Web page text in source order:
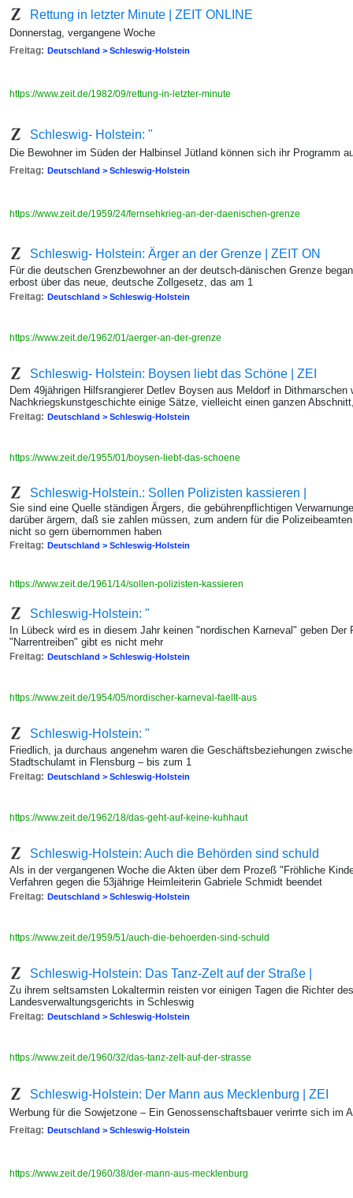
Rettung in letzter Minute | ZEIT ONLINE
Donnerstag, vergangene Woche
Freitag: Deutschland > Schleswig-Holstein
https://www.zeit.de/1982/09/rettung-in-letzter-minute
Schleswig- Holstein: "
Die Bewohner im Süden der Halbinsel Jütland können sich ihr Programm
Freitag: Deutschland > Schleswig-Holstein
https://www.zeit.de/1959/24/fernsehkrieg-an-der-daenischen-grenze
Schleswig- Holstein: Ärger an der Grenze | ZEIT ON
Für die deutschen Grenzbewohner an der deutsch-dänischen Grenze
erbost über das neue, deutsche Zollgesetz, das am 1
Freitag: Deutschland > Schleswig-Holstein
https://www.zeit.de/1962/01/aerger-an-der-grenze
Schleswig- Holstein: Boysen liebt das Schöne | ZEI
Dem 49jährigen Hilfsrangierer Detlev Boysen aus Meldorf in
Nachkriegskunstgeschichte einige Sätze, vielleicht einen ganzen
Freitag: Deutschland > Schleswig-Holstein
https://www.zeit.de/1955/01/boysen-liebt-das-schoene
Schleswig-Holstein.: Sollen Polizisten kassieren |
Sie sind eine Quelle ständigen Ärgers, die gebührenpflichtigen
darüber ärgern, daß sie zahlen müssen, zum andern für die
nicht so gern übernommen haben
Freitag: Deutschland > Schleswig-Holstein
https://www.zeit.de/1961/14/sollen-polizisten-kassieren
Schleswig-Holstein: "
In Lübeck wird es in diesem Jahr keinen "nordischen Karneval" geben
"Narrentreiben" gibt es nicht mehr
Freitag: Deutschland > Schleswig-Holstein
https://www.zeit.de/1954/05/nordischer-karneval-faellt-aus
Schleswig-Holstein: "
Friedlich, ja durchaus angenehm waren die Geschäftsbeziehungen
Stadtschulamt in Flensburg – bis zum 1
Freitag: Deutschland > Schleswig-Holstein
https://www.zeit.de/1962/18/das-geht-auf-keine-kuhhaut
Schleswig-Holstein: Auch die Behörden sind schuld
Als in der vergangenen Woche die Akten über dem Prozeß "Fröhliche
Verfahren gegen die 53jährige Heimleiterin Gabriele Schmidt beendet
Freitag: Deutschland > Schleswig-Holstein
https://www.zeit.de/1959/51/auch-die-behoerden-sind-schuld
Schleswig-Holstein: Das Tanz-Zelt auf der Straße |
Zu ihrem seltsamsten Lokaltermin reisten vor einigen Tagen die Richter
Landesverwaltungsgerichts in Schleswig
Freitag: Deutschland > Schleswig-Holstein
https://www.zeit.de/1960/32/das-tanz-zelt-auf-der-strasse
Schleswig-Holstein: Der Mann aus Mecklenburg | ZEI
Werbung für die Sowjetzone – Ein Genossenschaftsbauer verirrte sich im
Freitag: Deutschland > Schleswig-Holstein
https://www.zeit.de/1960/38/der-mann-aus-mecklenburg